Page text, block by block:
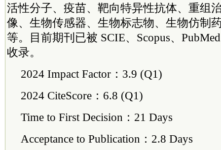
活性分子、疫苗、靶向特异性抗体、重组
像、生物传感器、生物标志物、生物仿制
等。目前期刊已被 SCIE、Scopus、
收录。
2024 Impact Factor：3.9 (Q1)
2024 CiteScore：6.8 (Q1)
Time to First Decision：21 Days
Acceptance to Publication：2.8 Days